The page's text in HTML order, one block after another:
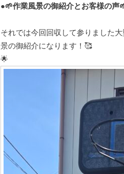
●🌱作業風景の御紹介とお客様の声
それでは今回回収して参りました
景の御紹介になります！🥰
🌟